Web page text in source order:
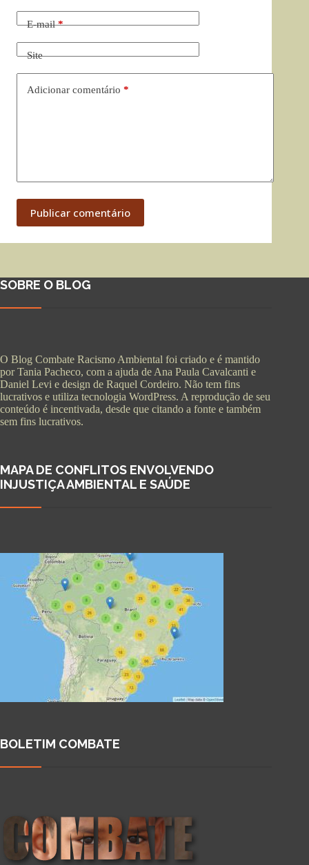
E-mail*
Site
Adicionar comentário *
Publicar comentário
SOBRE O BLOG
O Blog Combate Racismo Ambiental foi criado e é mantido
por Tania Pacheco, com a ajuda de Ana Paula Cavalcanti e
Daniel Levi e design de Raquel Cordeiro. Não tem fins
lucrativos e utiliza tecnologia WordPress. A reprodução de seu
conteúdo é incentivada, desde que citando a fonte e também
sem fins lucrativos.
MAPA DE CONFLITOS ENVOLVENDO
INJUSTIÇA AMBIENTAL E SAÚDE
BOLETIM COMBATE